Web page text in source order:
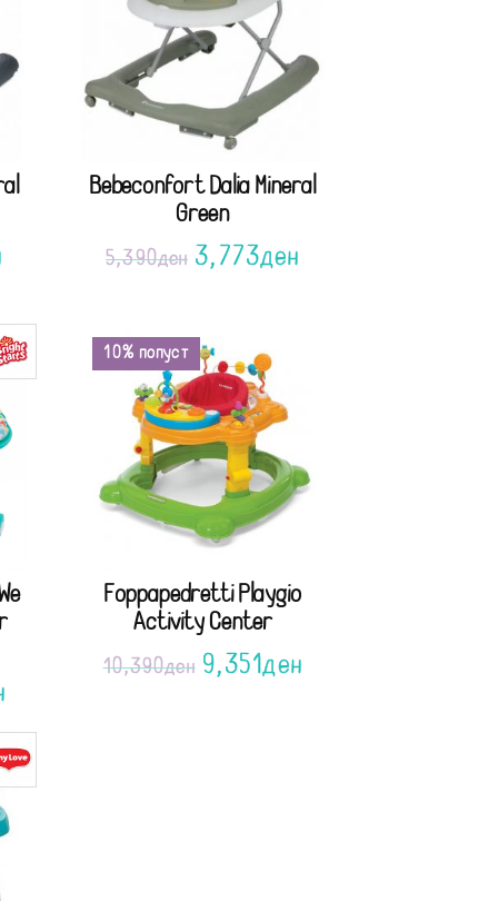
Bebeconfort Dalia Mineral
Green
5,390ден 3,773ден
10% попуст
Foppapedretti Playgio
Activity Center
10,390ден 9,351ден